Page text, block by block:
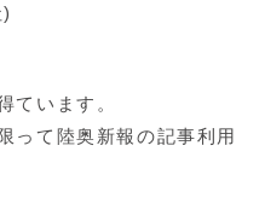
ています。
って陸奥新報の記事利用